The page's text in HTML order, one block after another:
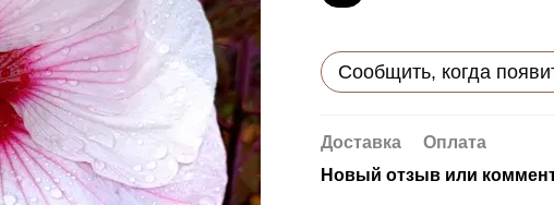
Сообщить, когда
Доставка
Оплата
Новый отзыв или